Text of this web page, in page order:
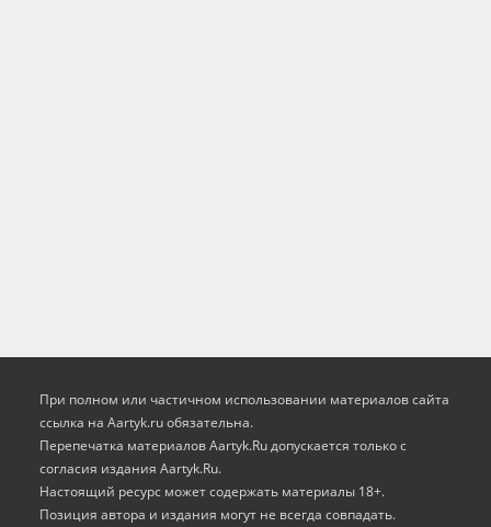
При полном или частичном использовании материалов сайта
ссылка на Aartyk.ru oбязательна.
Перепечатка материалов Aartyk.Ru допускается только с
согласия издания Aartyk.Ru.
Настоящий ресурс может содержать материалы 18+.
Позиция автора и издания могут не всегда совпадать.